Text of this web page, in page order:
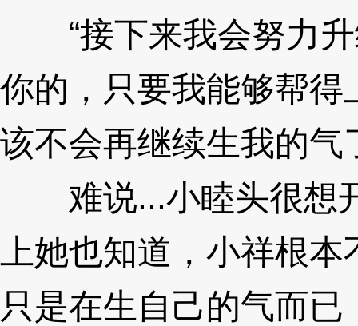
“接下来我会努力升
你的，只要我能够帮
该不会再继续生我的气
难说...小睦头很想
上她也知道，小祥根
只是在生自己的气而